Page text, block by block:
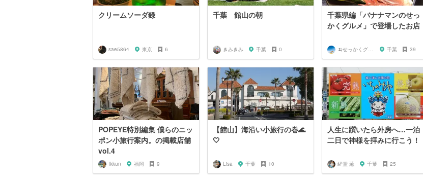
クリームソーダ録
sae5864 東京 6
千葉 館山の朝
きみきみ 千葉 0
千葉県編「バナナマンのせっ
かくグルメ」で登場したお店
🍌せっかくグルメまにあ🍌 千葉 39
POPEYE特別編集 僕らのニッ
ポン小旅行案内。の掲載店舗
vol.4
Ikkun 福岡 9
【館山】海沿い小旅行の巻🌊
🤍
Lisa 千葉 10
人生に躓いたら外房へ…一泊
二日で神様を拝みに行こう！
経堂 薫 千葉 25